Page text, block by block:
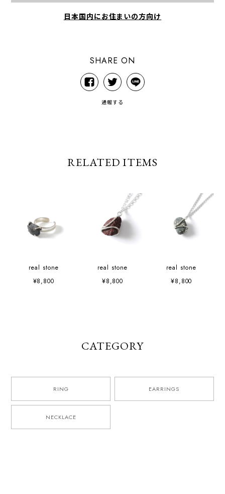
日本国内にお住まいの方向け
SHARE ON
通報する
RELATED ITEMS
real stone
¥8,800
real stone
¥8,800
real stone
¥8,800
CATEGORY
RING EARRINGS
NECKLACE